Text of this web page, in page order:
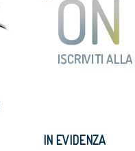
IN EVIDENZA